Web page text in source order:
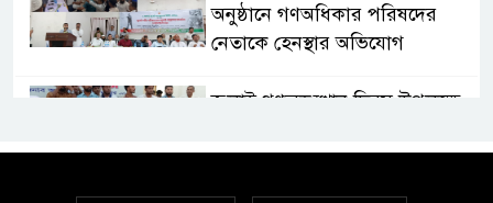
অনুষ্ঠানে গণঅধিকার পরিষদের
নেতাকে হেনস্থার অভিযোগ
জুলাই গণঅভ্যুত্থান দিবস উপলক্ষে
পালিত